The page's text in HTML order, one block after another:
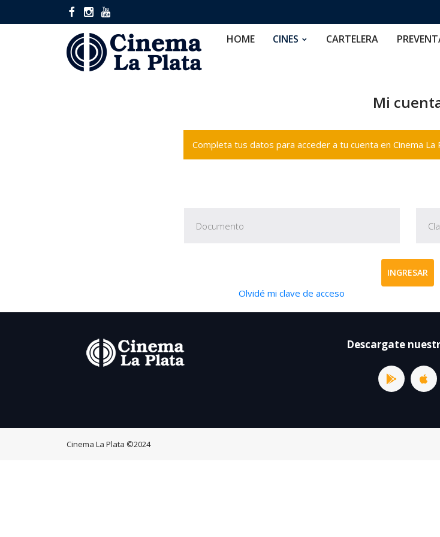
HOME CINES CARTELERA
Mi
Completa tus datos para acceder a tu cuenta en Cinema La
INGRESAR
Olvidé mi clave de acceso
Descargate
Cinema La Plata ©2024